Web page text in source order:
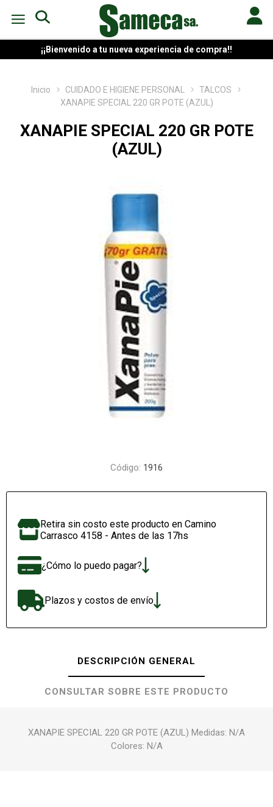
¡¡Bienvenido a tu nueva experiencia de compra!!
Inicio CUIDADO E HIGIENE PERSONAL
TALCOS
XANAPIE SPECIAL 220 GR POTE (AZUL)
XANAPIE SPECIAL 220 GR POTE
(AZUL)
Código: 1916
Retira sin costo este producto en Camino
Carrasco 4158 - Antes de las 17hs
¿Cómo lo puedo pagar?
Plazos y costos de envío
DESCRIPCIÓN GENERAL
CONSULTAR SOBRE ESTE PRODUCTO
XANAPIE SPECIAL 220 GR POTE (AZUL) Medidas: N/A
Colores: N/A